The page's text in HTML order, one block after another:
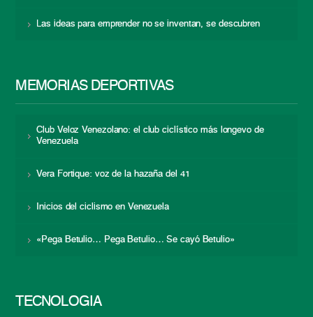
Las ideas para emprender no se inventan, se descubren
MEMORIAS DEPORTIVAS
Club Veloz Venezolano: el club ciclístico más longevo de
Venezuela
Vera Fortique: voz de la hazaña del 41
Inicios del ciclismo en Venezuela
«Pega Betulio… Pega Betulio… Se cayó Betulio»
TECNOLOGÍA